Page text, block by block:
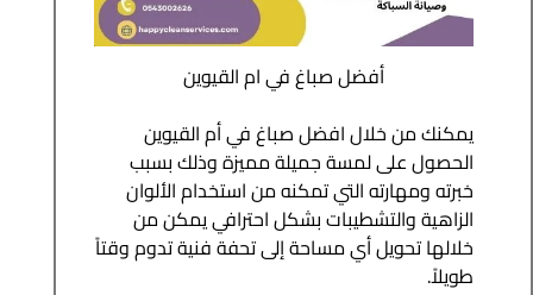
أفضل صباغ في ام القيوين
يمكنك من خلال افضل صباغ في أم القيوين
الحصول على لمسة جميلة مميزة وذلك بسبب
خبرته ومهارته التي تمكنه من استخدام الألوان
الزاهية والتشطيبات بشكل احترافي يمكن من
خلالها تحويل أي مساحة إلى تحفة فنية تدوم وقتاً
طويلاً.